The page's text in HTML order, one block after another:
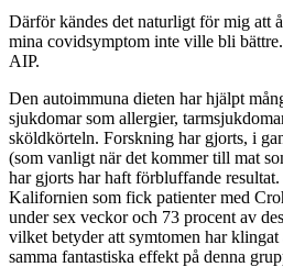
Därför kändes det naturligt för mig att
mina covidsymptom inte ville bli
AIP.
Den autoimmuna dieten har hjälpt
sjukdomar som allergier,
sköldkörteln. Forskning har gjorts, i
(som vanligt när det kommer till mat
har gjorts har haft förbluffande
Kalifornien som fick patienter med
under sex veckor och 73 procent av
vilket betyder att symtomen har
samma fantastiska effekt på denna